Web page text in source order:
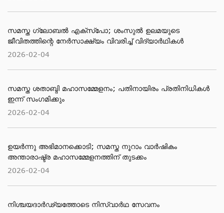
സമസ്ത ​ഗ്ലോബൽ എക്സ്പോ; ശംസുൽ ഉലമയുടെ
ജീവിതത്തിന്റെ നേർസാക്ഷ്യം വിവരിച്ച് വിദ്യാർഥികൾ
2026-02-04
സമസ്ത ശതാബ്ദി മഹാസമ്മേളനം; പതിനായിരം പ്രതിനിധികൾ
ഇന്ന് സംഗമിക്കും
2026-02-04
ഉയർന്നു അഭിമാനക്കൊടി; സമസ്ത നൂറാം വാർഷികം
അന്താരാഷ്ട്ര മഹാസമ്മേളനത്തിന് തുടക്കം
2026-02-04
നിശ്ചയദാർഢ്യത്തോടെ നിസ്വാർഥ സേവനം